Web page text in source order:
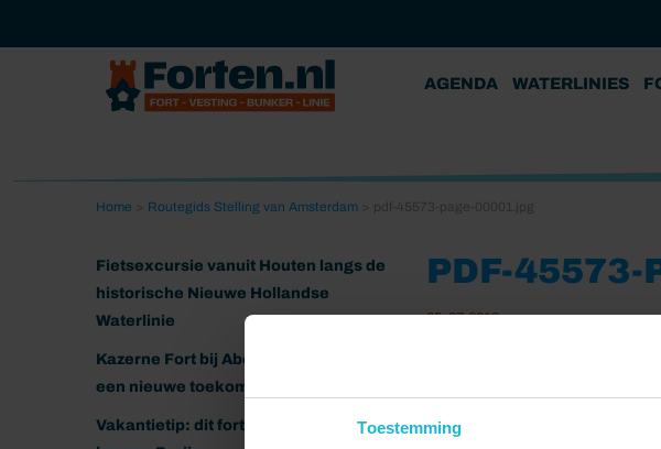
Toestemming
AGENDA WATERLINIES
Home Routegids Stelling van Amsterdam
Fietsexcursie vanuit Houten langs de
historische Nieuwe Hollandse
Waterlinie
Kazerne Fort bij Abcoude klaar voor
een nieuwe toekomst
Vakantietip: dit fort ligt nog geen 20
PDF-45573-
05-07-2019